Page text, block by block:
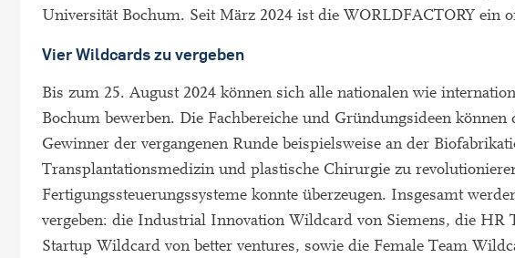
Universität Bochum. Seit März 2024 ist die WORLDFACTORY ein
Vier Wildcards zu vergeben
Bis zum 25. August 2024 können sich alle nationalen wie
Bochum bewerben. Die Fachbereiche und Gründungsideen
Gewinner der vergangenen Runde beispielsweise an der
Transplantationsmedizin und plastische Chirurgie zu
Fertigungssteuerungssysteme konnte überzeugen. Insgesamt
vergeben: die Industrial Innovation Wildcard von Siemens, die
Startup Wildcard von better ventures, sowie die Female Team